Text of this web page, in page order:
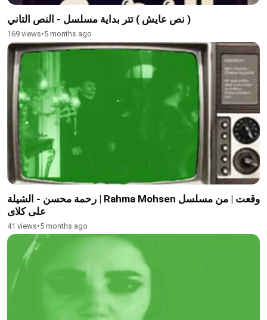
نص عايش ) تتر بداية مسلسل - النص التاني )
169 views•5 months ago
رحمة محسن - الشيلة | Rahma Mohsen وقعت | من مسلسل
على کلای
41 views•5 months ago